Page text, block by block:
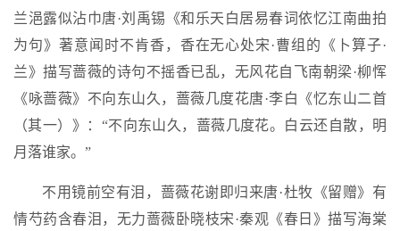
兰浥露似沾巾唐·刘禹锡《和乐天白居易春词依忆江南曲拍
为句》著意闻时不肯香，香在无心处宋·曹组的《卜算子·
兰》描写蔷薇的诗句不摇香已乱，无风花自飞南朝梁·柳恽
《咏蔷薇》不向东山久，蔷薇几度花唐·李白《忆东山二首
（其一）》：“不向东山久，蔷薇几度花。白云还自散，明
月落谁家。”
不用镜前空有泪，蔷薇花谢即归来唐·杜牧《留赠》有
情芍药含春泪，无力蔷薇卧晓枝宋·秦观《春日》描写海棠